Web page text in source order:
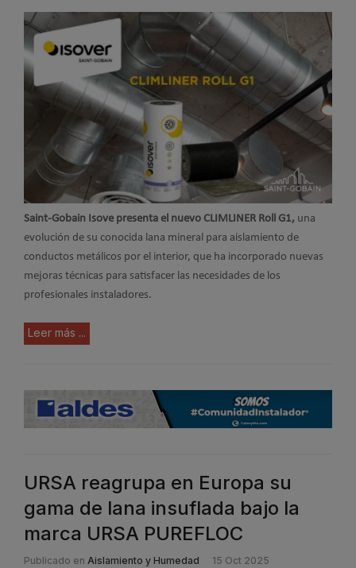
Saint-Gobain Isove presenta el nuevo CLIMLINER Roll G1, una
evolución de su conocida lana mineral para aislamiento de
conductos metálicos por el interior, que ha incorporado nuevas
mejoras técnicas para satisfacer las necesidades de los
profesionales instaladores.
Leer más ...
URSA reagrupa en Europa su
gama de lana insuflada bajo la
marca URSA PUREFLOC
Publicado en Aislamiento y Humedad 15 Oct 2025